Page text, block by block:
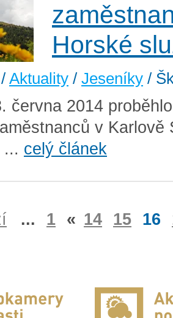
Horské
/ Aktuality / Jeseníky /
června 2014
v Karlově
celý článek
... 1 « 14 15 16